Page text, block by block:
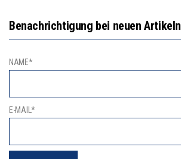
Benachrichtigung bei neuen Artikeln
NAME*
E-MAIL*